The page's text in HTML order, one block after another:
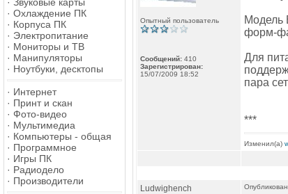
· Охлаждение ПК
· Корпуса ПК
· Электропитание
· Мониторы и ТВ
· Манипуляторы
· Ноутбуки, десктопы
· Интернет
· Принт и скан
· Фото-видео
· Мультимедиа
· Компьютеры - общая
· Программное
· Игры ПК
· Радиодело
· Производители
Опытный пользователь
Сообщений: 410
Зарегистрирован:
15/07/2009 18:52
Модель
форм-
Для
пара
***
Изменил(а)
Ludwighench